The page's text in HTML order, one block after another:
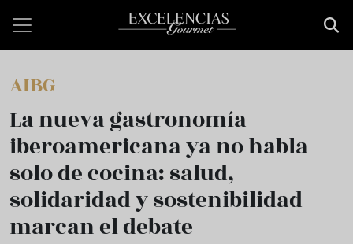
AIBG
La nueva gastronomía
iberoamericana ya no habla
solo de cocina: salud,
solidaridad y sostenibilidad
marcan el debate